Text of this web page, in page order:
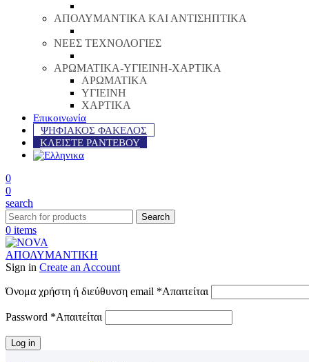
ΑΠΟΛΥΜΑΝΤΙΚΑ ΚΑΙ ΑΝΤΙΣΗΠΤΙΚΑ
ΝΕΕΣ ΤΕΧΝΟΛΟΓΙΕΣ
ΑΡΩΜΑΤΙΚΑ-ΥΓΙΕΙΝΗ-ΧΑΡΤΙΚΑ
ΑΡΩΜΑΤΙΚΑ
ΥΓΙΕΙΝΗ
ΧΑΡΤΙΚΑ
Επικοινωνία
ΨΗΦΙΑΚΟΣ ΦΑΚΕΛΟΣ
ΚΛΕΙΣΤΕ ΡΑΝΤΕΒΟΥ
0
0
search
Search
0 items
Sign in Create an Account
Όνομα χρήστη ή διεύθυνση email *Απαιτείται
Password *Απαιτείται
Log in